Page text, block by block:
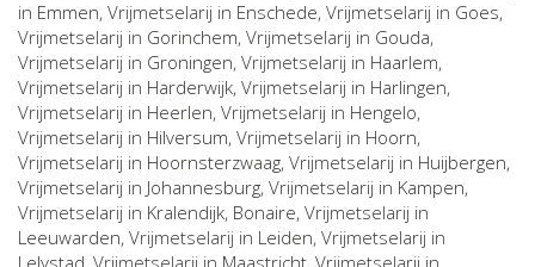
in Emmen, Vrijmetselarij in Enschede, Vrijmetselarij in Goes,
Vrijmetselarij in Gorinchem, Vrijmetselarij in Gouda,
Vrijmetselarij in Groningen, Vrijmetselarij in Haarlem,
Vrijmetselarij in Harderwijk, Vrijmetselarij in Harlingen,
Vrijmetselarij in Heerlen, Vrijmetselarij in Hengelo,
Vrijmetselarij in Hilversum, Vrijmetselarij in Hoorn,
Vrijmetselarij in Hoornsterzwaag, Vrijmetselarij in Huijbergen,
Vrijmetselarij in Johannesburg, Vrijmetselarij in Kampen,
Vrijmetselarij in Kralendijk, Bonaire, Vrijmetselarij in
Leeuwarden, Vrijmetselarij in Leiden, Vrijmetselarij in